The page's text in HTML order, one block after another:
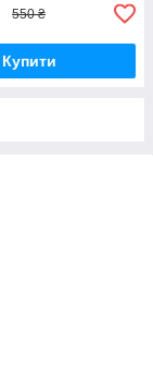
550 ₴
Купити